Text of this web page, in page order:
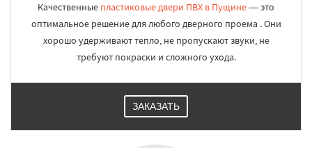
Качественные пластиковые двери ПВХ в Пущине— это
оптимальное решение для любого дверного проема . Они
хорошо удерживают тепло, не пропускают звуки, не
требуют покраски и сложного ухода.
ЗАКАЗАТЬ